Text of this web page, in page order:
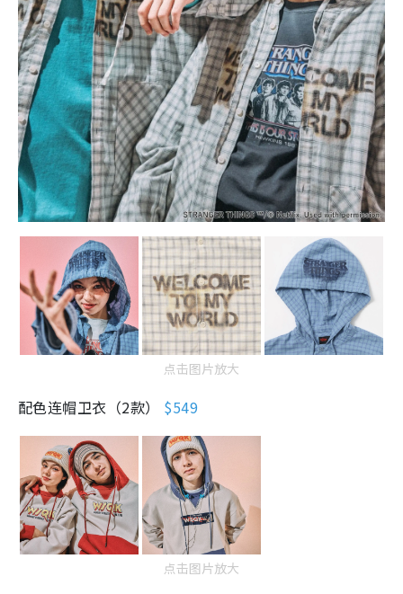
点击图片放大
配色连帽卫衣（2款）$549
点击图片放大
教练外套（3款）$899